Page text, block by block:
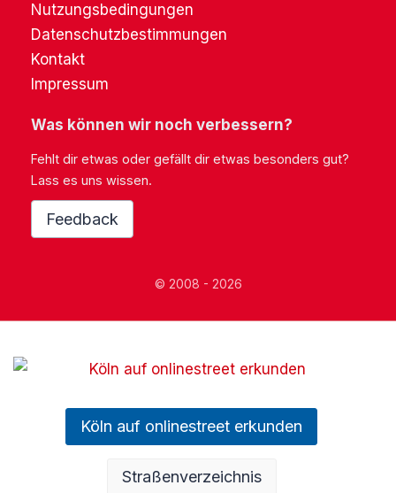
Nutzungsbedingungen
Datenschutzbestimmungen
Kontakt
Impressum
Was können wir noch verbessern?
Fehlt dir etwas oder gefällt dir etwas besonders gut?
Lass es uns wissen.
Feedback
© 2008 - 2026
Köln auf onlinestreet erkunden
Straßenverzeichnis